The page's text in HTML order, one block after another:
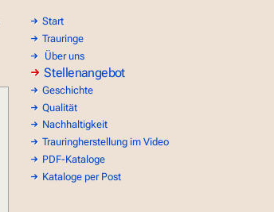
Start
Trauringe
Über uns
Stellenangebot
Geschichte
Qualität
Nachhaltigkeit
Trauringherstellung im Video
PDF-Kataloge
Kataloge per Post